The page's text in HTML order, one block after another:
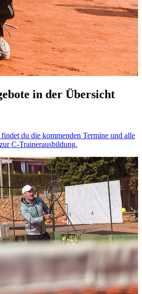
in der Übersicht
du die kommenden Termine und alle
C-Trainerausbildung.